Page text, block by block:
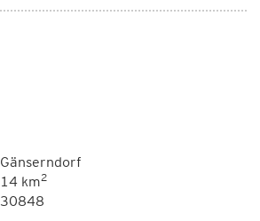
Gänserndorf
14 km2
30848